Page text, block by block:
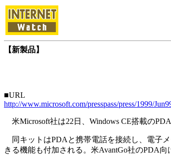
【新製品】
■URL
http://www.microsoft.com/presspass/press/1999/
米Microsoft社は22日、Windows CE搭載の
同キットはPDAと携帯電話を接続し、電子
きる機能も付加される。米AvantGo社のPDA